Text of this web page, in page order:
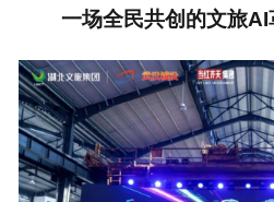
一场全民共创的文旅AI